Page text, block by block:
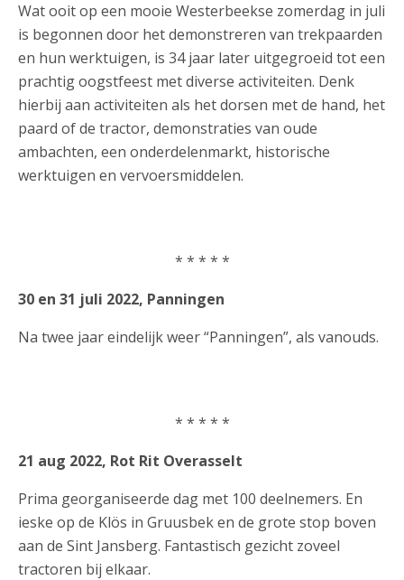
Wat ooit op een mooie Westerbeekse zomerdag in juli
is begonnen door het demonstreren van trekpaarden
en hun werktuigen, is 34 jaar later uitgegroeid tot een
prachtig oogstfeest met diverse activiteiten. Denk
hierbij aan activiteiten als het dorsen met de hand, het
paard of de tractor, demonstraties van oude
ambachten, een onderdelenmarkt, historische
werktuigen en vervoersmiddelen.
* * * * *
30 en 31 juli 2022, Panningen
Na twee jaar eindelijk weer “Panningen”, als vanouds.
* * * * *
21 aug 2022, Rot Rit Overasselt
Prima georganiseerde dag met 100 deelnemers. En
ieske op de Klös in Gruusbek en de grote stop boven
aan de Sint Jansberg. Fantastisch gezicht zoveel
tractoren bij elkaar.